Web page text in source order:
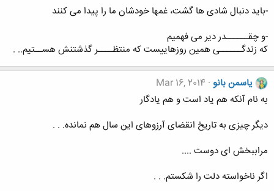
-باید دنبال شادی ها گشت، غمها خودشان ما را پیدا می کنند
-و چقــــــدر دیر می فهمیم
که زندگــــــی همین روزهاییست که منتظــــر گذشتنش هســتیم.. .
یاسمن بانو Mar 16, 2014
به نام آنکه هم یاد است و هم یادگار
ﺩﯾﮕﺮ ﭼﯿﺰﯼ ﺑﻪ ﺗﺎﺭﯾﺦ ﺍﻧﻘﻀﺎﯼ ﺁﺭﺯﻭﻫﺎﯼ ﺍﯾﻦ ﺳﺎﻝ ﻫﻢ ﻧﻤﺎﻧﺪﻩ. . .
ﻣﺮﺍببخش ای دوست ....
ﺍﮔﺮ ﻧﺎﺧﻮﺍﺳﺘﻪ ﺩﻟﺖ ﺭﺍ ﺷﮑﺴﺘﻢ. . .